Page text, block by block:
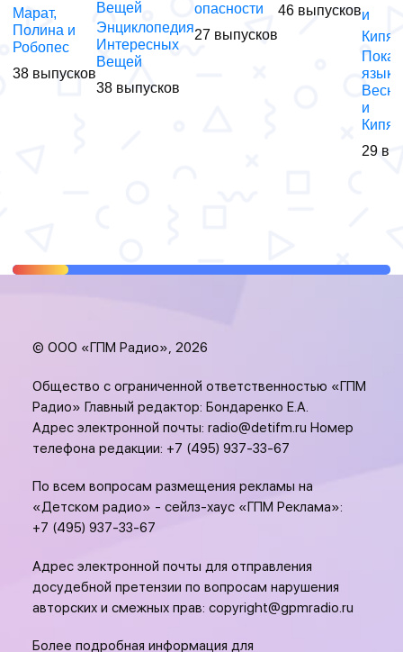
Марат,
Полина и
Робопес
38 выпусков
Энциклопедия
Интересных
Вещей
38 выпусков
опасности
27 выпусков
46 выпусков
язык с
и
29
© ООО «ГПМ Радио», 2026
Общество с ограниченной ответственностью «ГПМ
Радио» Главный редактор: Бондаренко Е.А.
Адрес электронной почты: radio@detifm.ru Номер
телефона редакции: +7 (495) 937-33-67
По всем вопросам размещения рекламы на
«Детском радио» - сейлз-хаус «ГПМ Реклама»:
+7 (495) 937-33-67
Адрес электронной почты для отправления
досудебной претензии по вопросам нарушения
авторских и смежных прав: copyright@gpmradio.ru
Более подробная информация для